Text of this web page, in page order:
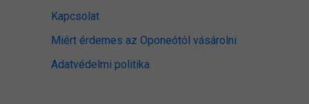
Kapcsolat
Miért érdemes az Oponeótól vásárolni
Adatvédelmi politika